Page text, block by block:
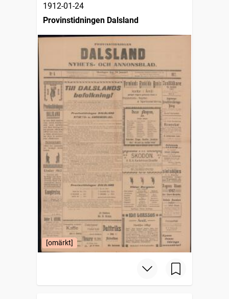
1912-01-24
Provinstidningen Dalsland
[omärkt]